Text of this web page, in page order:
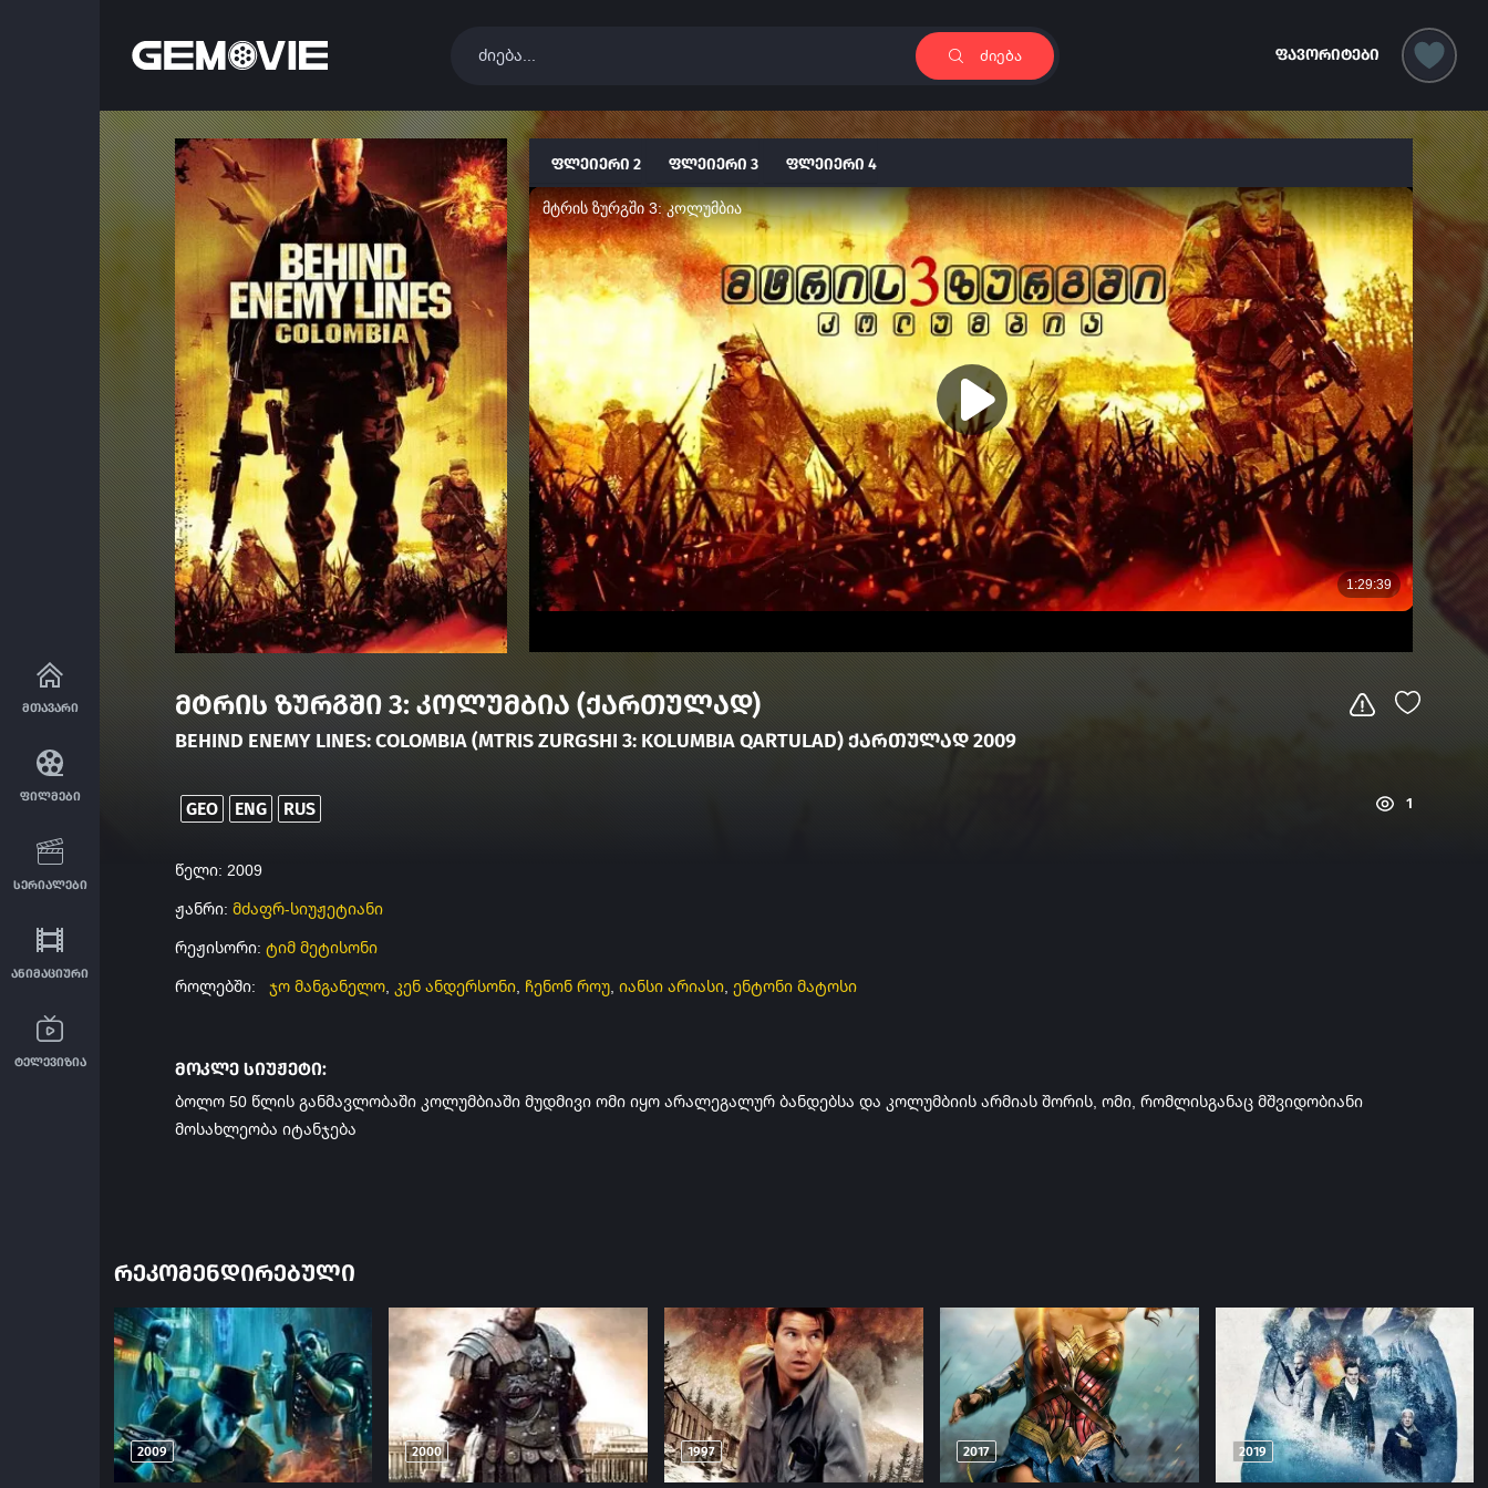
მთავარი
ფილმები
სერიალები
ანიმაციური
ტელევიზია
ძიება ფავორიტები
ფლეიერი 2 ფლეიერი 3 ფლეიერი 4
მტრის ზურგში 3: კოლუმბია (ქართულად)
BEHIND ENEMY LINES: COLOMBIA (MTRIS ZURGSHI 3: KOLUMBIA QARTULAD) ᲥᲐᲠᲗᲣᲚᲐᲓ 2009
GEO ENG RUS 1
წელი: 2009
ჟანრი: მძაფრ-სიუჟეტიანი
რეჟისორი: ტიმ მეტისონი
როლებში:
ჯო მანგანელო, კენ ანდერსონი, ჩენონ როუ, იანსი არიასი, ენტონი მატოსი
მოკლე სიუჟეტი:
ბოლო 50 წლის განმავლობაში კოლუმბიაში მუდმივი ომი იყო არალეგალურ ბანდებსა და კოლუმბიის არმიას შორის, ომი, რომლისგანაც მშვიდობიანი
მოსახლეობა იტანჯება
ᲠᲔᲙᲝᲛᲔᲜᲓᲘᲠᲔᲑᲣᲚᲘ
2009 2000 1997 2017 2019